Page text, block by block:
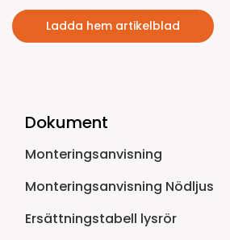
Ladda hem artikelblad
Dokument
Monteringsanvisning
Monteringsanvisning Nödljus
Ersättningstabell lysrör